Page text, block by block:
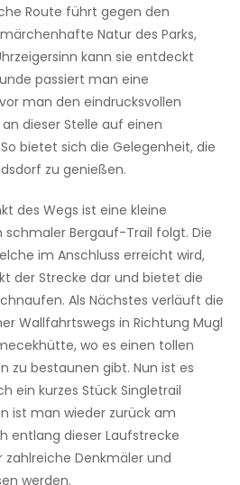
Route führt gegen den
Natur des Parks,
kann sie entdeckt
passiert man eine
man den eindrucksvollen
dieser Stelle auf einen
bietet sich die Gelegenheit, die
zu genießen.
des Wegs ist eine kleine
Bergauf-Trail folgt. Die
im Anschluss erreicht wird,
der Strecke dar und bietet die
Als Nächstes verläuft die
Wallfahrtswegs in Richtung Mugl
wo es einen tollen
zu bestaunen gibt. Nun ist es
ein kurzes Stück Singletrail
ist man wieder zurück am
entlang dieser Laufstrecke
Denkmäler und
werden.